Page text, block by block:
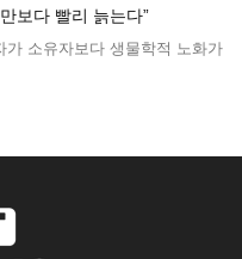
보다 빨리 늙는다”
가 소유자보다 생물학적 노화가